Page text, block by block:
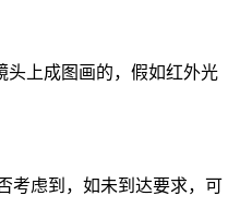
头上成图画的，假如红外光
考虑到，如未到达要求，可